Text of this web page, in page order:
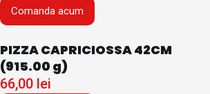
Comanda acum
PIZZA CAPRICIOSSA 42CM
(915.00 g)
66,00 lei